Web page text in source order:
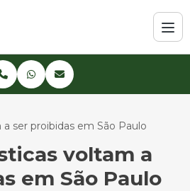
ser proibidas em São Paulo
voltam a
em São Paulo